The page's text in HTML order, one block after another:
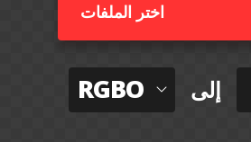
اختر الملفات
RGBO إلى